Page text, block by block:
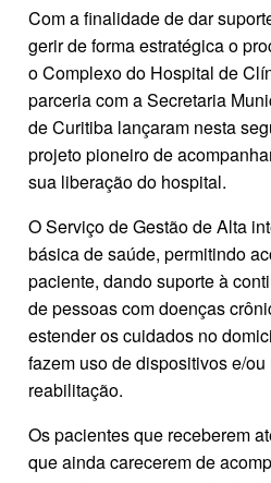
Com a finalidade de dar
gerir de forma estratégica o
o Complexo do Hospital de
parceria com a Secretaria
de Curitiba lançaram nesta
projeto pioneiro de
sua liberação do hospital.
O Serviço de Gestão de Alta
básica de saúde, permitindo
paciente, dando suporte à
de pessoas com doenças
estender os cuidados no
fazem uso de dispositivos e/
reabilitação.
Os pacientes que receberem
que ainda carecerem de